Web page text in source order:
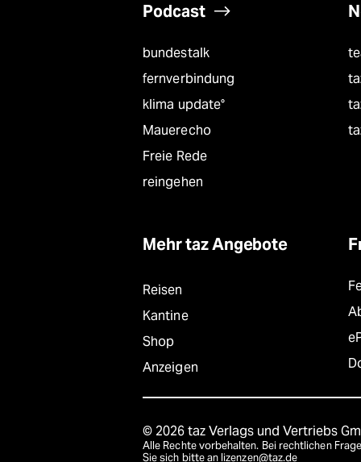
Podcast
bundestalk
fernverbindung
klima update°
Mauerecho
Freie Rede
reingehen
Mehr taz Angebote
Reisen
Kantine
Shop
Anzeigen
© 2026 taz Verlags und Vertriebs
Alle Rechte vorbehalten. Bei rechtlichen
Sie sich bitte an lizenzen@taz.de